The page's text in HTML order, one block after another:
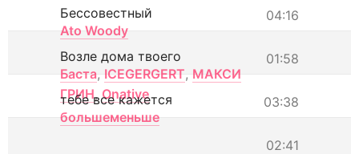
04:16
Бессовестный
Ato Woody
01:58
Возле дома твоего
Баста, ICEGERGERT, МАКСИ
ГРИН, Onative 03:38
тебе все кажется
большеменьше
02:41